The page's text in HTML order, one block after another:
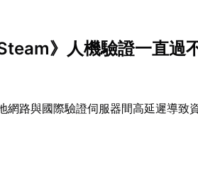
》人機驗證一直過
網路與國際驗證伺服器間高延遲導致